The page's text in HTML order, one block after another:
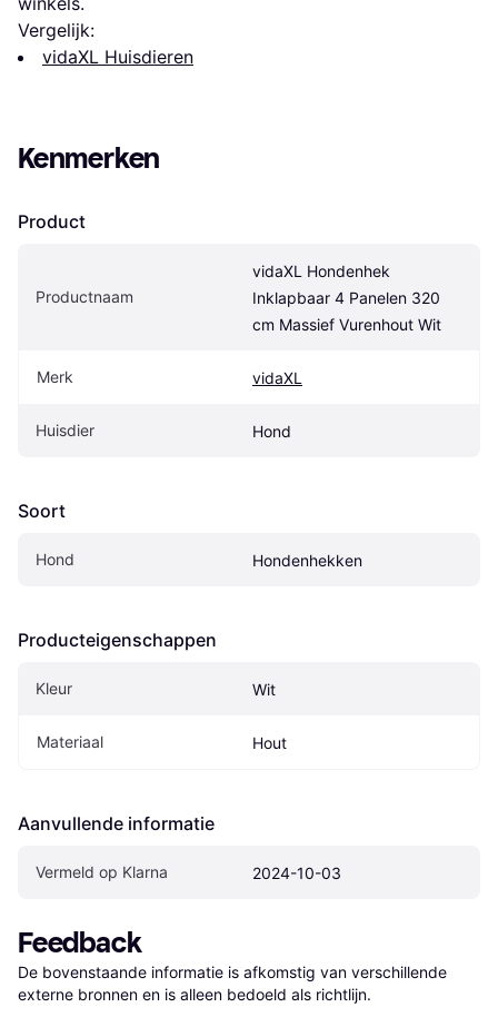
Vergelijk:
vidaXL Huisdieren
Kenmerken
Product
Productnaam
vidaXL Hondenhek
Inklapbaar 4 Panelen 320
cm Massief Vurenhout Wit
Merk vidaXL
Huisdier Hond
Soort
Hond Hondenhekken
Producteigenschappen
Kleur Wit
Materiaal Hout
Aanvullende informatie
Vermeld op Klarna 2024-10-03
Feedback
De bovenstaande informatie is afkomstig van verschillende
externe bronnen en is alleen bedoeld als richtlijn.